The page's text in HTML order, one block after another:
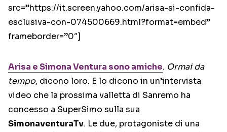
src=”https://it.screen.yahoo.com/arisa-si-confida-
esclusiva-con-074500669.html?format=embed”
frameborder=”0″]
Arisa e Simona Ventura sono amiche. Ormai da
tempo, dicono loro. E lo dicono in un’intervista
video che la prossima valletta di Sanremo ha
concesso a SuperSimo sulla sua
SimonaventuraTv. Le due, protagoniste di una